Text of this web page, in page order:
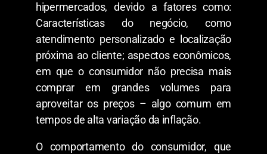
hipermercados, devido a fatores como:
Características do negócio, como
atendimento personalizado e localização
próxima ao cliente; aspectos econômicos,
em que o consumidor não precisa mais
comprar em grandes volumes para
aproveitar os preços – algo comum em
tempos de alta variação da inflação.
O comportamento do consumidor, que